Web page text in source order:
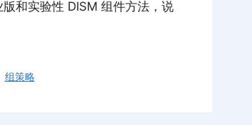
和实验性 DISM 组件方法，说
组策略